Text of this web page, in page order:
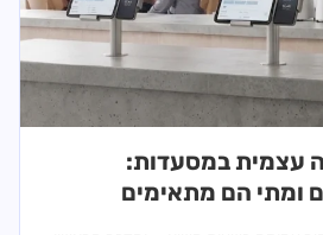
עצמית במסעדות:
ומתי הם מתאימים